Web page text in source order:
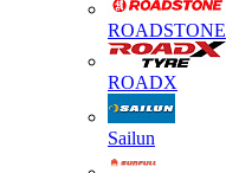
ROADSTONE
ROADX
Sailun